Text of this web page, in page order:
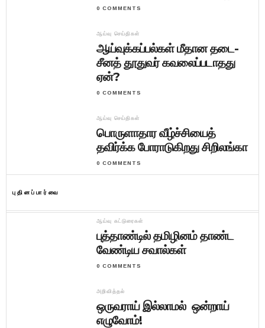
0 COMMENTS
ஆய்வு செய்திகள்
ஆய்வுக்கப்பல்கள் மீதான தடை-
சீனத் தூதுவர் கவலைப்படாதது
ஏன்?
0 COMMENTS
ஆய்வு செய்திகள்
பொருளாதார வீழ்ச்சியைத்
தவிர்க்க போராடுகிறது சிறிலங்கா
0 COMMENTS
புதினப்பார்வை
ஆய்வு கட்டுரைகள்
புத்தாண்டில் தமிழினம் தாண்ட
வேண்டிய சவால்கள்
0 COMMENTS
அறிவித்தல்
ஒருவராய் இல்லாமல் ஒன்றாய்
எழுவோம்!